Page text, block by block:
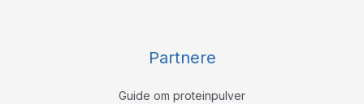
Partnere
Guide om proteinpulver